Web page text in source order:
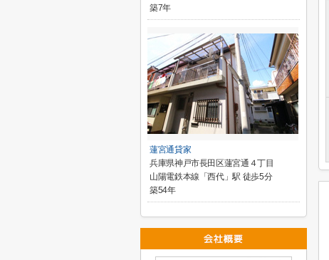
築7年
蓮宮通貸家
兵庫県神戸市長田区蓮宮通４丁目
山陽電鉄本線「西代」駅 徒歩5分
築54年